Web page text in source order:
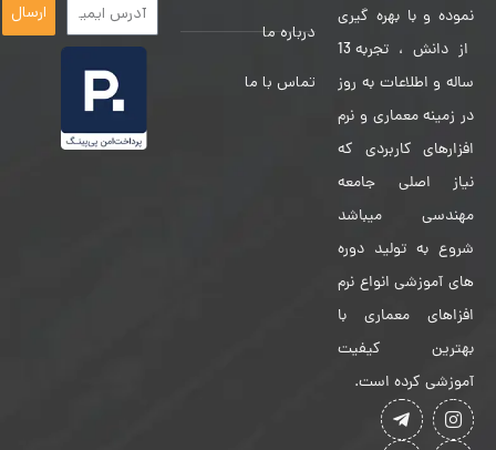
نموده و با بهره گیری
از دانش ، تجربه 13
ساله و اطلاعات به روز
در زمینه معماری و نرم
افزارهای کاربردی که
نیاز اصلی جامعه
مهندسی میباشد
شروع به تولید دوره
های آموزشی انواع نرم
افزاهای معماری با
بهترین کیفیت
آموزشی کرده است.
درباره ما
تماس با ما
ارسال